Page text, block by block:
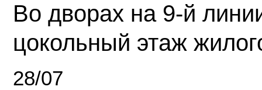
Во дворах на 9-й
цокольный этаж
28/07